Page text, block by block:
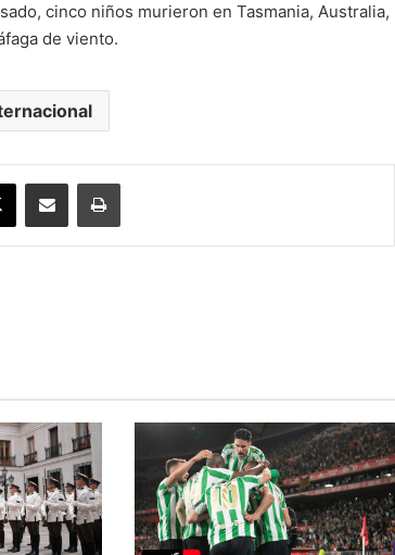
cinco niños murieron en Tasmania, Australia,
de viento.
X Enviar vía email Imprimir